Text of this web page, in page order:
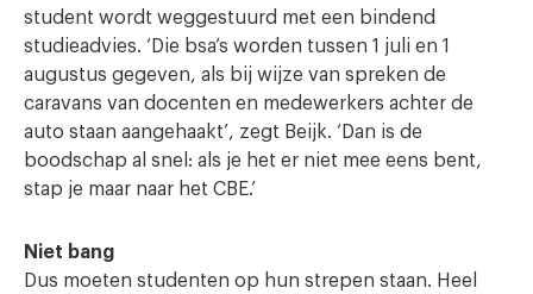
student wordt weggestuurd met een bindend
studieadvies. ‘Die bsa’s worden tussen 1 juli en 1
augustus gegeven, als bij wijze van spreken de
caravans van docenten en medewerkers achter de
auto staan aangehaakt’, zegt Beijk. ‘Dan is de
boodschap al snel: als je het er niet mee eens bent,
stap je maar naar het CBE.’
Niet bang
Dus moeten studenten op hun strepen staan. Heel